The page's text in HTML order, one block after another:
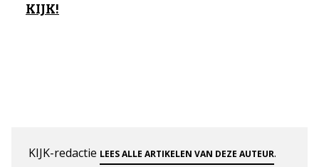
KIJK!
KIJK-redactie LEES ALLE ARTIKELEN VAN DEZE AUTEUR.